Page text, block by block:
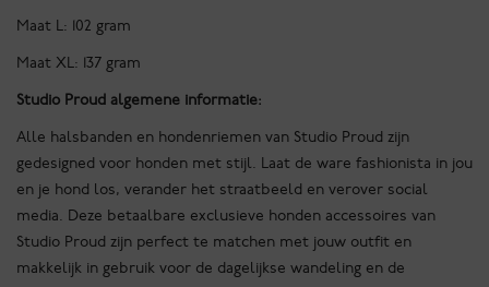
Maat L: 102 gram
Maat XL: 137 gram
Studio Proud algemene informatie:
Alle halsbanden en hondenriemen van Studio Proud zijn
gedesigned voor honden met stijl. Laat de ware fashionista in jou
en je hond los, verander het straatbeeld en verover social
media. Deze betaalbare exclusieve honden accessoires van
Studio Proud zijn perfect te matchen met jouw outfit en
makkelijk in gebruik voor de dagelijkse wandeling en de